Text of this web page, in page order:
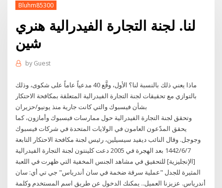
Bluhm85300
لنا. لجنة التجارة الفيدرالية هنري
شين
by Guest
ماذا يعني ذلك بالنسبة لنا؟ الأول، وقَّع 40 مدعياً عاماً على شكوى، وذلك
بالتوازي مع تحقيقات لجنة التجارة الفيدرالية المتعلقة بمكافحة الاحتكار
بشأن فيسبوك والتي كانت جارية منذ يونيو/حزيران
وتحقق لجنة التجارة الفيدرالية حول ممارسات فيسبوك وأمازون، كما
يحقق المدّعون العامون في الولايات المتحدة في شركات فيسبوك
وجوجل. وقال النائب ديفيد سيسيلين، رئيس لجنة مكافحة الاحتكار التابعة
7‏‏/6‏‏/1442 بعد الهجرة في 2005 دعت كلينتون لجنة التجارة الفيدرالية
[الإنجليزية] للتحقيق في مشاهد الجنس المخفية التي ظهرت في اللعبة
المثيرة للجدل "عملية سرقة ضخمة في سان أندرياس" جي تي أي: سان
أندرياس. عزيزنا العميل.. يمكنك الدخول عن طريق اسم المستخدم وكلمة